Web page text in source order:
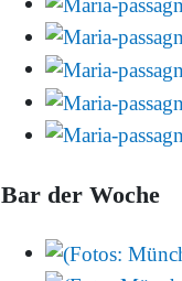
Bar der Woche